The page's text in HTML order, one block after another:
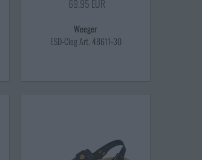
69,95 EUR
Weeger
ESD-Clog Art. 48611-30